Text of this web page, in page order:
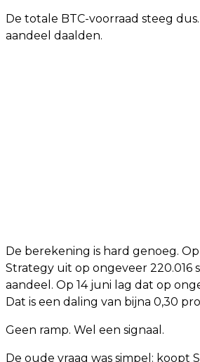
De totale BTC-voorraad steeg
aandeel daalden.
De berekening is hard genoeg.
Strategy uit op ongeveer 220.016
aandeel. Op 14 juni lag dat op
Dat is een daling van bijna 0,30
Geen ramp. Wel een signaal.
De oude vraag was simpel: koopt